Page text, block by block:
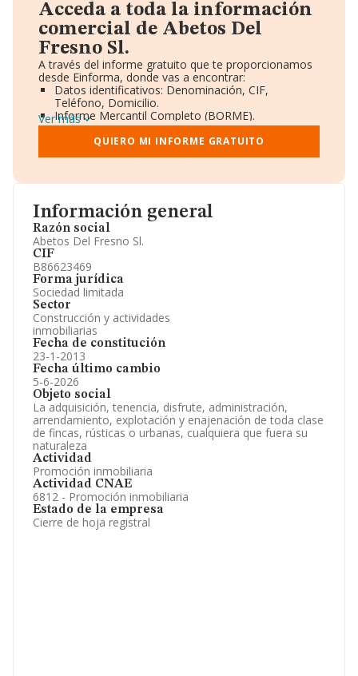
Información general
Razón social
Abetos Del Fresno Sl.
CIF
B86623469
Forma jurídica
Sociedad limitada
Sector
Construcción y actividades
inmobiliarias
Fecha de constitución
23-1-2013
Fecha último cambio
5-6-2026
Objeto social
La adquisición, tenencia, disfrute, administración,
arrendamiento, explotación y enajenación de toda clase
de fincas, rústicas o urbanas, cualquiera que fuera su
naturaleza
Actividad
Promoción inmobiliaria
Actividad CNAE
6812 - Promoción inmobiliaria
Estado de la empresa
Cierre de hoja registral
Acceda a toda la información
comercial de Abetos Del
Fresno Sl.
A través del informe gratuito que te proporcionamos
desde Einforma, donde vas a encontrar:
Datos identificativos: Denominación, CIF,
Teléfono, Domicilio.
Informe Mercantil Completo (BORME).
Gráficos de Evolución Ventas y Empleados.
Consejo de Administración y Administradores.
Directivos y Ejecutivos.
Información oficial y registral complementaria.
Ver más
QUIERO MI INFORME GRATUITO